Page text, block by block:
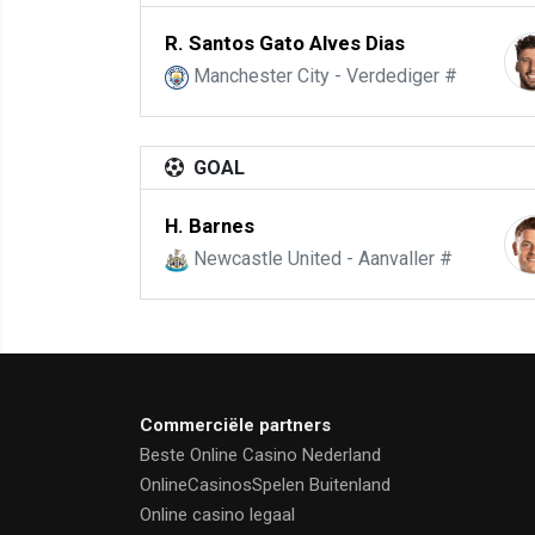
R. Santos Gato Alves Dias
Manchester City - Verdediger #
GOAL
H. Barnes
Newcastle United - Aanvaller #
Commerciële partners
Beste Online Casino Nederland
OnlineCasinosSpelen Buitenland
Online casino legaal